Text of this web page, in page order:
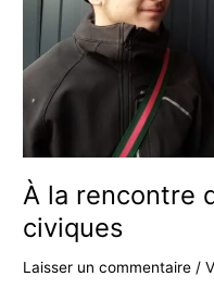
À la rencontre
civiques
Laisser un commentaire /